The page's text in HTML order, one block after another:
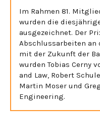
Im Rahmen 81.
wurden die
ausgezeichnet. Der
Abschlussarbeiten an
mit der Zukunft der
wurden Tobias Cerny
and Law, Robert
Martin Moser und
Engineering.